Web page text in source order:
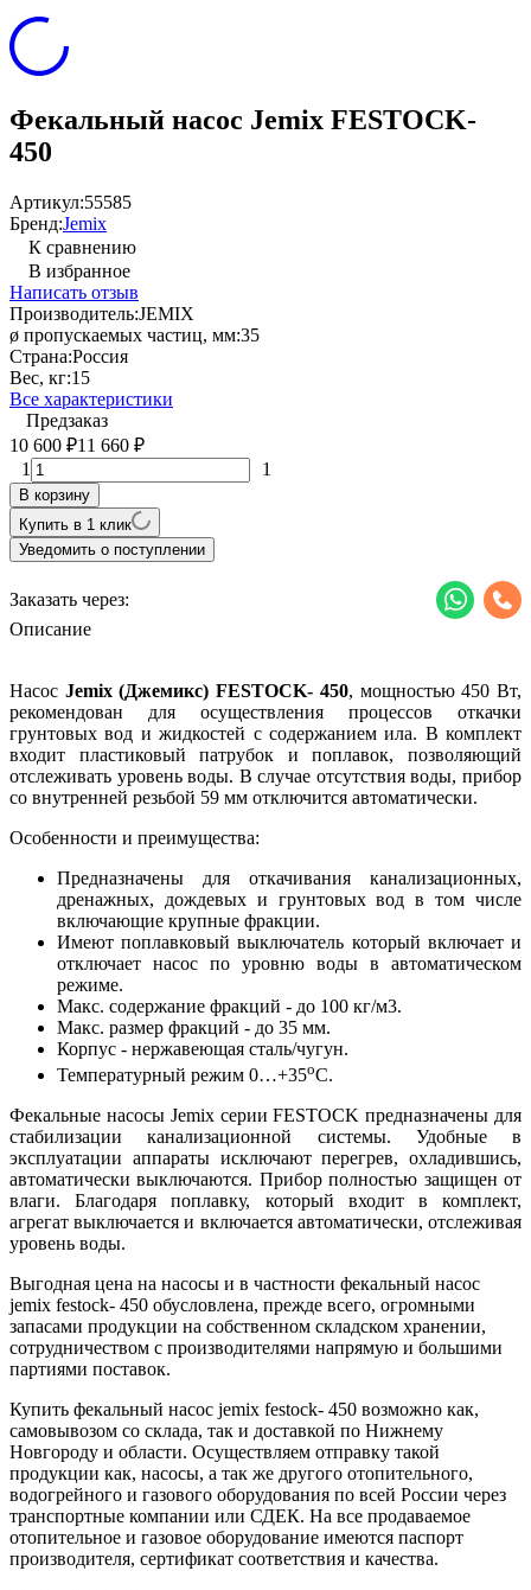
Фекальный насос Jemix FESTOCK-
450
Артикул:55585
Бренд:Jemix
К сравнению
В избранное
Написать отзыв
Производитель:JEMIX
ø пропускаемых частиц, мм:35
Страна:Россия
Вес, кг:15
Все характеристики
Предзаказ
10 600 ₽11 660 ₽
1 1
В корзину
Купить в 1 клик
Уведомить о поступлении
Заказать через:
Описание
Насос Jemix (Джемикс) FESTOCK- 450, мощностью 450 Вт,
рекомендован для осуществления процессов откачки
грунтовых вод и жидкостей с содержанием ила. В комплект
входит пластиковый патрубок и поплавок, позволяющий
отслеживать уровень воды. В случае отсутствия воды, прибор
со внутренней резьбой 59 мм отключится автоматически.
Особенности и преимущества:
Предназначены для откачивания канализационных,
дренажных, дождевых и грунтовых вод в том числе
включающие крупные фракции.
Имеют поплавковый выключатель который включает и
отключает насос по уровню воды в автоматическом
режиме.
Макс. содержание фракций - до 100 кг/м3.
Макс. размер фракций - до 35 мм.
Корпус - нержавеющая сталь/чугун.
Температурный режим 0…+35оС.
Фекальные насосы Jemix серии FESTOCK предназначены для
стабилизации канализационной системы. Удобные в
эксплуатации аппараты исключают перегрев, охладившись,
автоматически выключаются. Прибор полностью защищен от
влаги. Благодаря поплавку, который входит в комплект,
агрегат выключается и включается автоматически, отслеживая
уровень воды.
Выгодная цена на насосы и в частности фекальный насос
jemix festock- 450 обусловлена, прежде всего, огромными
запасами продукции на собственном складском хранении,
сотрудничеством с производителями напрямую и большими
партиями поставок.
Купить фекальный насос jemix festock- 450 возможно как,
самовывозом со склада, так и доставкой по Нижнему
Новгороду и области. Осуществляем отправку такой
продукции как, насосы, а так же другого отопительного,
водогрейного и газового оборудования по всей России через
транспортные компании или СДЕК. На все продаваемое
отопительное и газовое оборудование имеются паспорт
производителя, сертификат соответствия и качества.